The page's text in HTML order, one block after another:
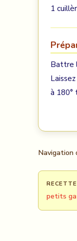
1
Battre
à 180°
Navigation
petits